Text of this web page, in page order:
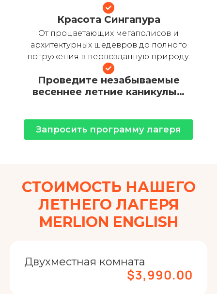
Красота Сингапура
От процветающих мегаполисов и
архитектурных шедевров до полного
погружения в первозданную природу.
Проведите незабываемые
весеннее летние каникулы…
Запросить программу лагеря
СТОИМОСТЬ НАШЕГО
ЛЕТНЕГО ЛАГЕРЯ
MERLION ENGLISH
Двухместная комната
$3,990.00